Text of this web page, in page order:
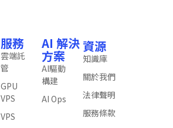
服務
雲端託
管
GPU
VPS
VPS
AI 解決
方案
AI驅動
構建
AI Ops
資源
知識庫
關於我們
法律聲明
服務條款